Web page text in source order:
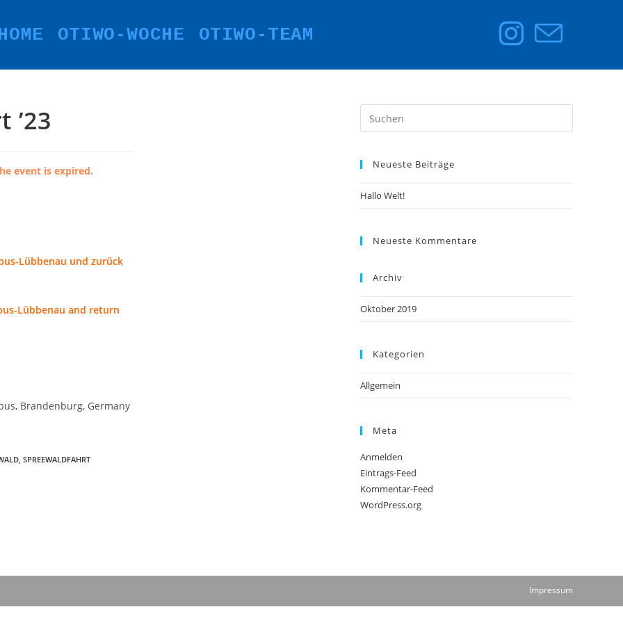
OTIWO-WOCHE OTIWO-TEAM
’23
event is expired.
Lübbenau und zurück
Lübbenau and return
, Brandenburg, Germany
, SPREEWALDFAHRT
Escape
Neueste Beiträge
Hallo Welt!
Neueste Kommentare
Archiv
Oktober 2019
Kategorien
Allgemein
Meta
Anmelden
Eintrags-Feed
Kommentar-Feed
WordPress.org
Impressum